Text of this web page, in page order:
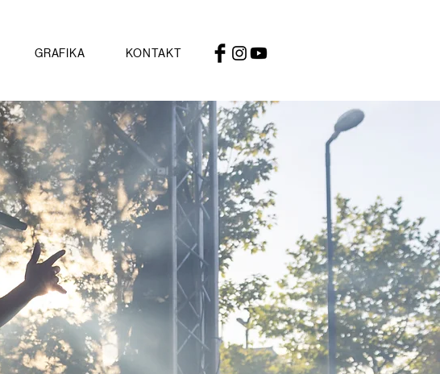
GRAFIKA KONTAKT